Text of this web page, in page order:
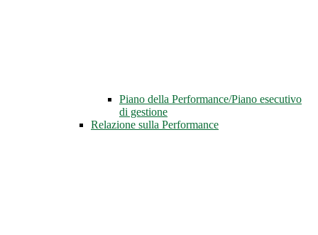
Piano della Performance/Piano esecutivo
di gestione
Relazione sulla Performance